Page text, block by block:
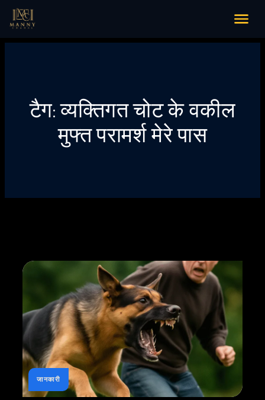
टैग:व्यक्तिगत चोट के वकील
मुफ्त परामर्श मेरे पास
जानकारी